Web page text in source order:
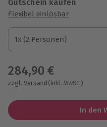
Gutschein kaufen
Flexibel einlösbar
1x (2 Personen)
1x (2 Personen)
1x (2 Personen)
284,90 €
zzgl. Versand (inkl. MwSt.)
In den